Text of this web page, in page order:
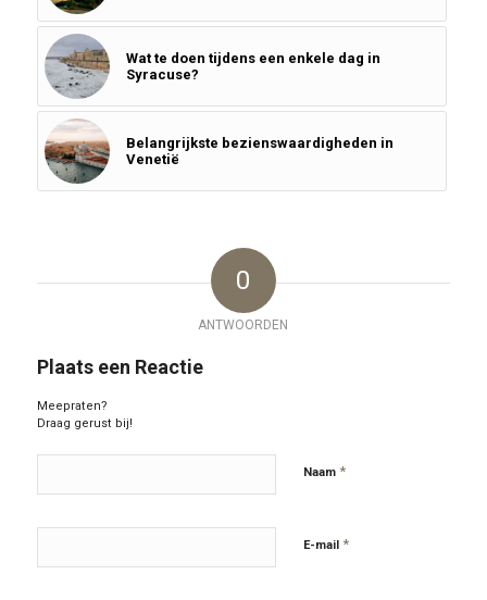
Wat te doen tijdens een enkele dag in
Syracuse?
Belangrijkste bezienswaardigheden in
Venetië
0
ANTWOORDEN
Plaats een Reactie
Meepraten?
Draag gerust bij!
Naam *
E-mail *